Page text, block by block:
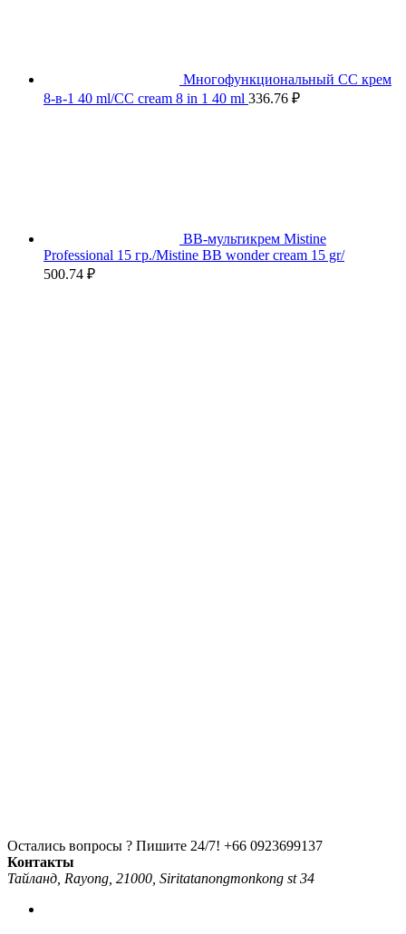
Многофункциональный СС крем
8-в-1 40 ml/CC cream 8 in 1 40 ml 336.76 ₽
BB-мультикрем Mistine
Professional 15 гр./Mistine BB wonder cream 15 gr/
500.74 ₽
Остались вопросы ? Пишите 24/7! +66 0923699137
Контакты
Тайланд, Rayong, 21000, Siritatanongmonkong st 34